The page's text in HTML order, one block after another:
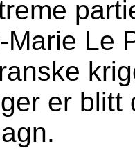
Marie Le
er